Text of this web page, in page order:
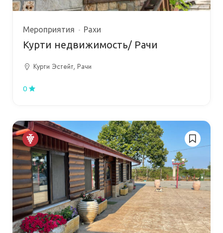
Мероприятия Рахи
Курти недвижимость/ Рачи
Курти Эстейт, Рачи
0